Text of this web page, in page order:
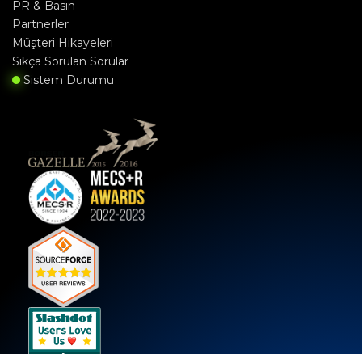
PR & Basın
Partnerler
Müşteri Hikayeleri
Sıkça Sorulan Sorular
Sistem Durumu